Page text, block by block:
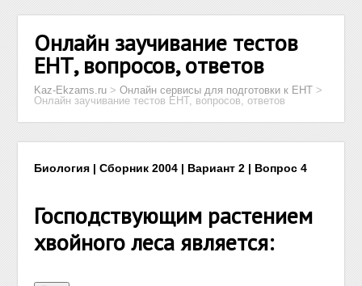
Онлайн заучивание тестов
ЕНТ, вопросов, ответов
Kaz-Ekzams.ru >Онлайн сервисы для подготовки к ЕНТ >
Онлайн заучивание тестов ЕНТ, вопросов, ответов
Биология | Сборник 2004 | Вариант 2 | Вопрос 4
Господствующим растением
хвойного леса является: